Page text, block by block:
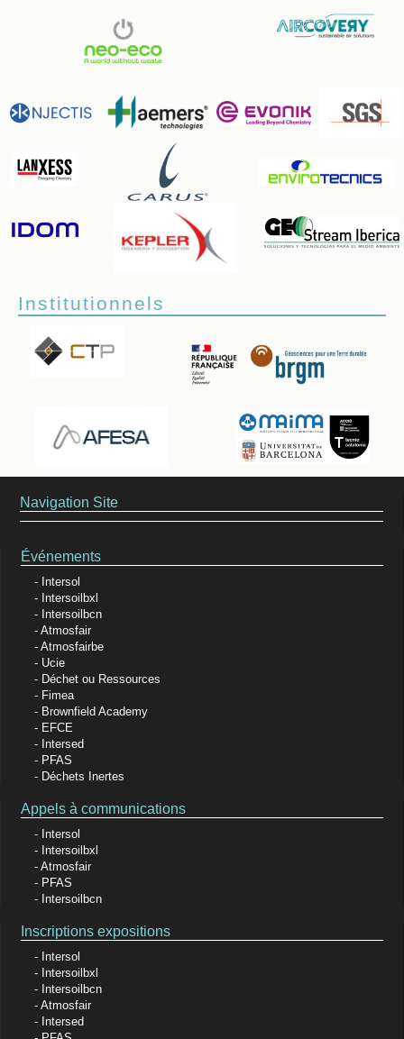
Institutionnels
Navigation Site
Événements
Intersol
Intersoilbxl
Intersoilbcn
Atmosfair
Atmosfairbe
Ucie
Déchet ou Ressources
Fimea
Brownfield Academy
EFCE
Intersed
PFAS
Déchets Inertes
Appels à communications
Intersol
Intersoilbxl
Atmosfair
PFAS
Intersoilbcn
Inscriptions expositions
Intersol
Intersoilbxl
Intersoilbcn
Atmosfair
Intersed